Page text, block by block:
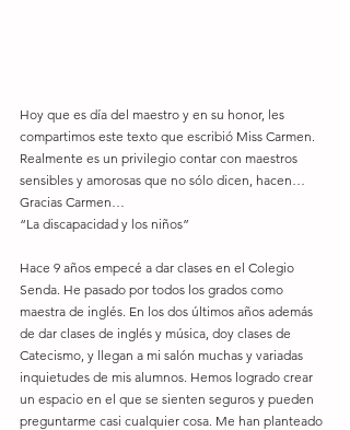
Hoy que es día del maestro y en su honor, les
compartimos este texto que escribió Miss Carmen.
Realmente es un privilegio contar con maestros
sensibles y amorosas que no sólo dicen, hacen…
Gracias Carmen…
“La discapacidad y los niños”
Hace 9 años empecé a dar clases en el Colegio
Senda. He pasado por todos los grados como
maestra de inglés. En los dos últimos años además
de dar clases de inglés y música, doy clases de
Catecismo, y llegan a mi salón muchas y variadas
inquietudes de mis alumnos. Hemos logrado crear
un espacio en el que se sienten seguros y pueden
preguntarme casi cualquier cosa. Me han planteado